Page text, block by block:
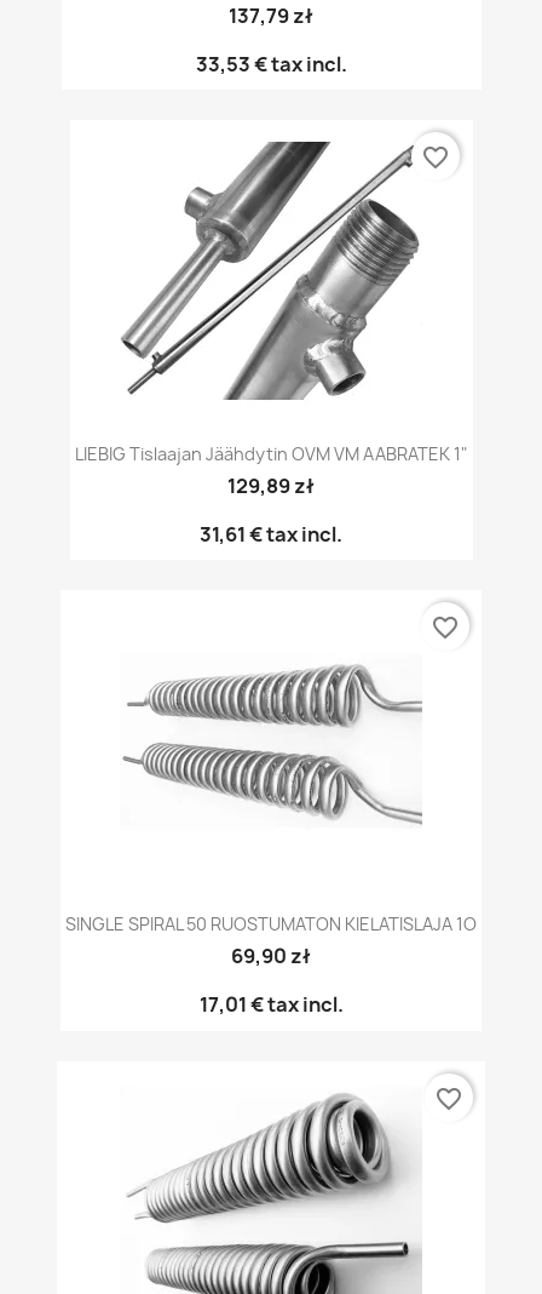
137,79 zł
33,53 €tax incl.
LIEBIG Tislaajan Jäähdytin OVM VM AABRATEK 1"
129,89 zł
31,61 €tax incl.
favorite_border
SINGLE SPIRAL 50 RUOSTUMATON KIELATISLAJA 1O
69,90 zł
17,01 €tax incl.
favorite_border
favorite_border